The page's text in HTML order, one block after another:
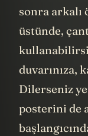
sonra arkalı
üstünde,
duvarınıza,
Dilerseniz
posterini de